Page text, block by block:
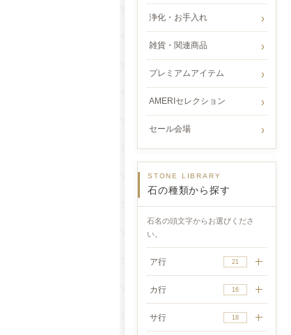
浄化・お手入れ
雑貨・関連商品
プレミアムアイテム
AMERIセレクション
セール会場
STONE LIBRARY
石の種類から探す
石名の頭文字からお選びくださ
い。
ア行 21
カ行 16
サ行 18